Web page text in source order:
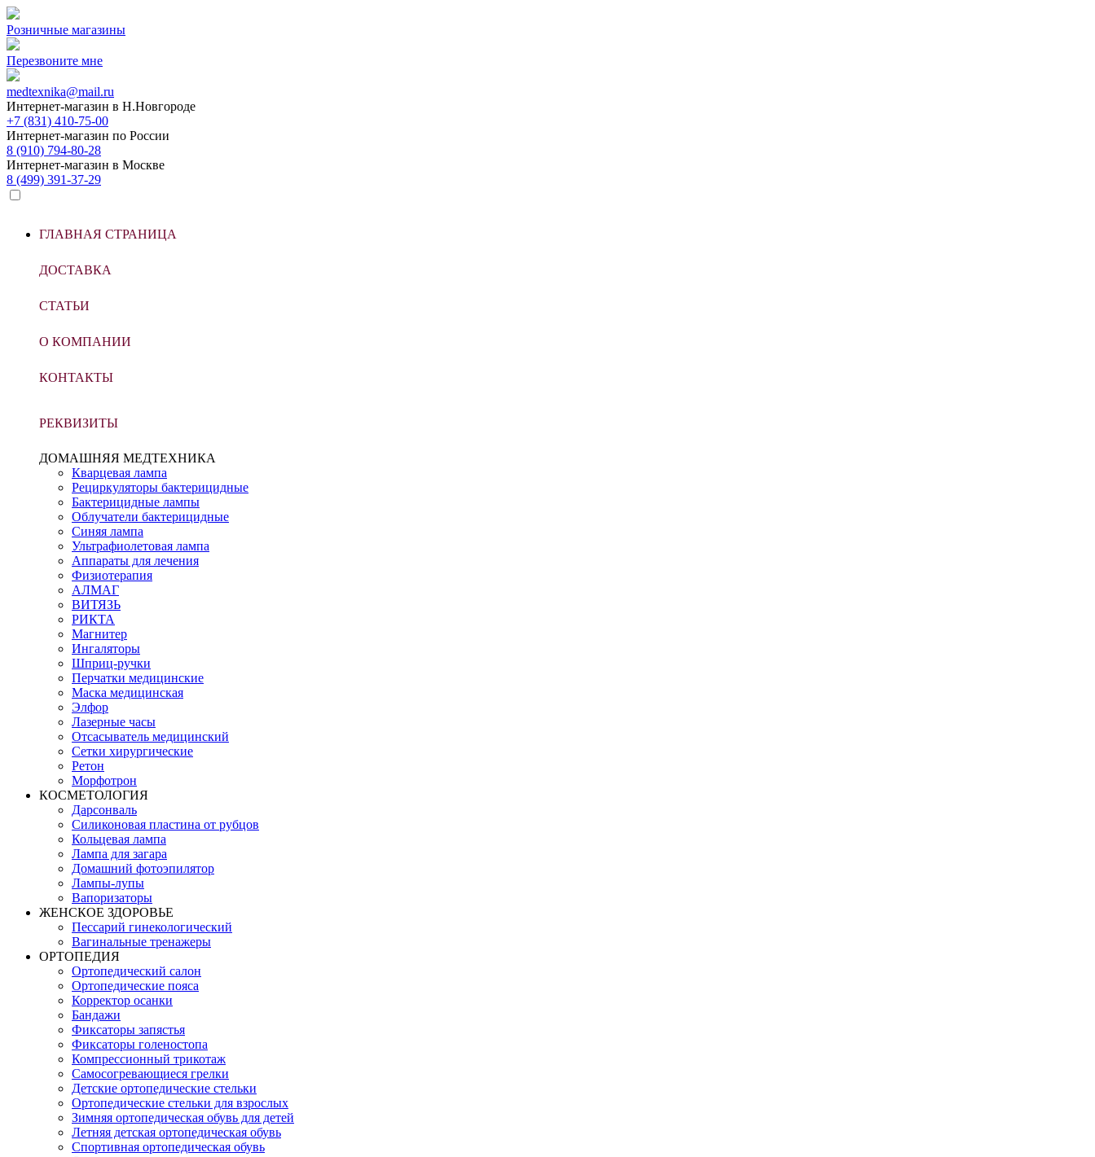
Розничные магазины
Перезвоните мне
medtexnika@mail.ru
Интернет-магазин в Н.Новгороде
+7 (831) 410-75-00
Интернет-магазин по России
8 (910) 794-80-28
Интернет-магазин в Москве
8 (499) 391-37-29
ГЛАВНАЯ СТРАНИЦА
ДОСТАВКА
СТАТЬИ
О КОМПАНИИ
КОНТАКТЫ
РЕКВИЗИТЫ
ДОМАШНЯЯ МЕДТЕХНИКА
Кварцевая лампа
Рециркуляторы бактерицидные
Бактерицидные лампы
Облучатели бактерицидные
Синяя лампа
Ультрафиолетовая лампа
Аппараты для лечения
Физиотерапия
АЛМАГ
ВИТЯЗЬ
РИКТА
Магнитер
Ингаляторы
Шприц-ручки
Перчатки медицинские
Маска медицинская
Элфор
Лазерные часы
Отсасыватель медицинский
Сетки хирургические
Ретон
Морфотрон
КОСМЕТОЛОГИЯ
Дарсонваль
Силиконовая пластина от рубцов
Кольцевая лампа
Лампа для загара
Домашний фотоэпилятор
Лампы-лупы
Вапоризаторы
ЖЕНСКОЕ ЗДОРОВЬЕ
Пессарий гинекологический
Вагинальные тренажеры
ОРТОПЕДИЯ
Ортопедический салон
Ортопедические пояса
Корректор осанки
Бандажи
Фиксаторы запястья
Фиксаторы голеностопа
Компрессионный трикотаж
Самосогревающиеся грелки
Детские ортопедические стельки
Ортопедические стельки для взрослых
Зимняя ортопедическая обувь для детей
Летняя детская ортопедическая обувь
Спортивная ортопедическая обувь